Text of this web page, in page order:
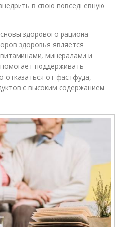
в свою повседневную
здорового рациона
здоровья является
минералами и
поддерживать
отказаться от фастфуда,
с высоким содержанием